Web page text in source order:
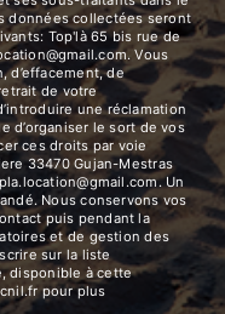
données collectées seront
Top'là 65 bis rue de
Vous
d’effacement, de
de votre
une réclamation
d’organiser le sort de vos
ces droits par voie
33470 Gujan-Mestras
Un
Nous conservons vos
puis pendant la
et de gestion des
sur la liste
disponible à cette
pour plus